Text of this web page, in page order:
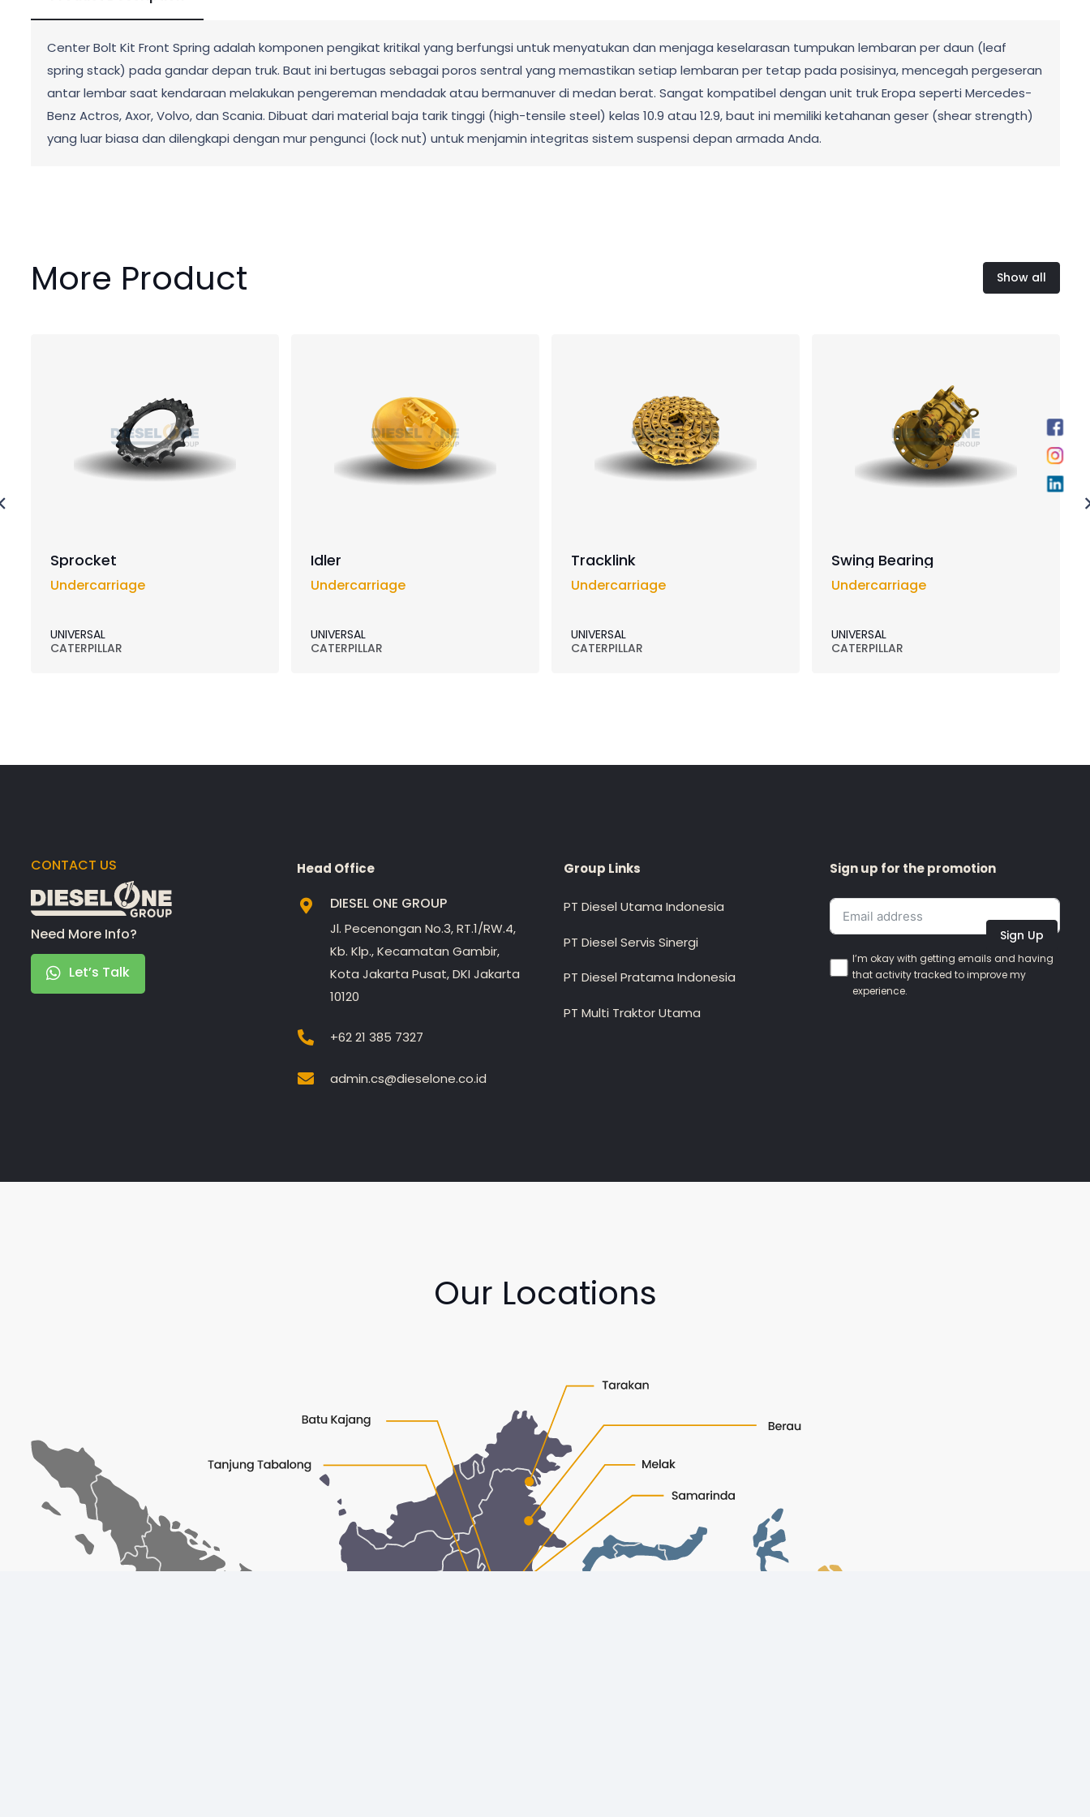
Center Bolt Kit Front Spring adalah komponen pengikat kritikal yang berfungsi untuk menyatukan dan menjaga keselarasan tumpukan lembaran per daun (leaf
spring stack) pada gandar depan truk. Baut ini bertugas sebagai poros sentral yang memastikan setiap lembaran per tetap pada posisinya, mencegah pergeseran
antar lembar saat kendaraan melakukan pengereman mendadak atau bermanuver di medan berat. Sangat kompatibel dengan unit truk Eropa seperti Mercedes-
Benz Actros, Axor, Volvo, dan Scania. Dibuat dari material baja tarik tinggi (high-tensile steel) kelas 10.9 atau 12.9, baut ini memiliki ketahanan geser (shear strength)
yang luar biasa dan dilengkapi dengan mur pengunci (lock nut) untuk menjamin integritas sistem suspensi depan armada Anda.
More Product Show all
Sprocket
Undercarriage
UNIVERSAL
CATERPILLAR
Idler
Undercarriage
UNIVERSAL
CATERPILLAR
Tracklink
Undercarriage
UNIVERSAL
CATERPILLAR
Swing Bearing
Undercarriage
UNIVERSAL
CATERPILLAR
CONTACT US
Need More Info?
Let’s Talk
Head Office
DIESEL ONE GROUP
Jl. Pecenongan No.3, RT.1/RW.4,
Kb. Klp., Kecamatan Gambir,
Kota Jakarta Pusat, DKI Jakarta
10120
+62 21 385 7327
admin.cs@dieselone.co.id
Group Links
PT Diesel Utama Indonesia
PT Diesel Servis Sinergi
PT Diesel Pratama Indonesia
PT Multi Traktor Utama
Sign up for the promotion
Sign Up
I’m okay with getting emails and having
that activity tracked to improve my
experience.
Our Locations